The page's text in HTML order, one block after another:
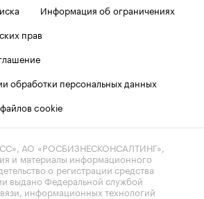
Информация об ограничениях
прав
обработки персональных данных
cookie
АО «РОСБИЗНЕСКОНСАЛТИНГ»,
и материалы информационного
о регистрации средства
выдано Федеральной службой
информационных технологий